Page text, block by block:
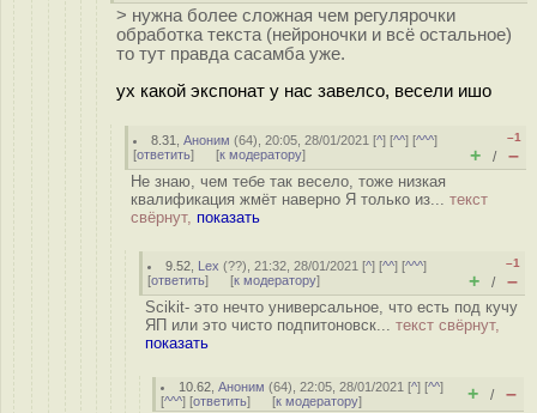
> нужна более сложная чем регулярочки
обработка текста (нейроночки и всё остальное)
то тут правда сасамба уже.
ух какой экспонат у нас завелсо, весели ишо
8.31 ,Аноним (64), 20:05, 28/01/2021 [^] [^^] [^^^]
[ответить] [к модератору]
–1
+ / –
Не знаю, чем тебе так весело, тоже низкая
квалификация жмёт наверно Я только из... текст
свёрнут, показать
9.52 Lex (??), 21:32, 28/01/2021 [^] [^^] [^^^]
[ответить] [к модератору]
–1
+ / –
Scikit- это нечто универсальное, что есть под кучу
ЯП или это чисто подпитоновск... текст свёрнут,
показать
10.62 ,Аноним (64), 22:05, 28/01/2021 [^] [^^]
[^^^] [ответить] [к модератору] + / –